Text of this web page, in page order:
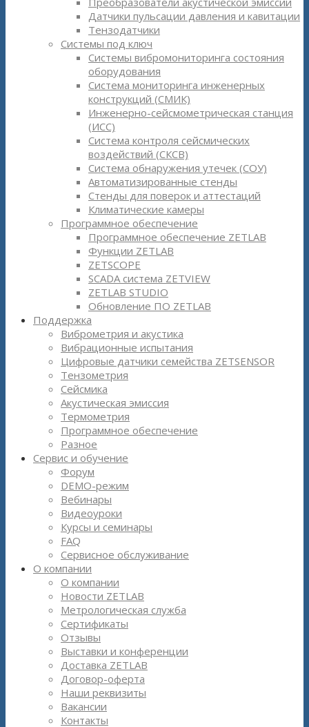
Датчики пульсации давления и кавитации
Тензодатчики
Системы под ключ
Системы вибромониторинга состояния
оборудования
Система мониторинга инженерных
конструкций (СМИК)
Инженерно-сейсмометрическая станция
(ИСС)
Система контроля сейсмических
воздействий (СКСВ)
Система обнаружения утечек (СОУ)
Автоматизированные стенды
Стенды для поверок и аттестаций
Климатические камеры
Программное обеспечение
Программное обеспечение ZETLAB
Функции ZETLAB
ZETSCOPE
SCADA система ZETVIEW
ZETLAB STUDIO
Обновление ПО ZETLAB
Поддержка
Виброметрия и акустика
Вибрационные испытания
Цифровые датчики семейства ZETSENSOR
Тензометрия
Сейсмика
Акустическая эмиссия
Термометрия
Программное обеспечение
Разное
Сервис и обучение
Форум
DEMO-режим
Вебинары
Видеоуроки
Курсы и семинары
FAQ
Сервисное обслуживание
О компании
О компании
Новости ZETLAB
Метрологическая служба
Сертификаты
Отзывы
Выставки и конференции
Доставка ZETLAB
Договор-оферта
Наши реквизиты
Вакансии
Контакты